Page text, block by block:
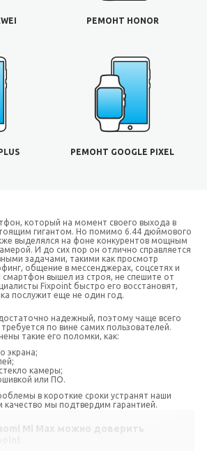
РЕМОНТ HONOR
РЕМОНТ GOOGLE PIXEL
который на момент своего выхода в
гигантом. Но помимо 6.44 дюймового
выделялся на фоне конкурентов мощным
И до сих пор он отлично справляется
задачами, такими как просмотр
общение в мессенджерах, соцсетях и
смартфон вышел из строя, не спешите от
Fixpoint быстро его восстановят,
послужит еще не один год.
надежный, поэтому чаще всего
по вине самих пользователей.
такие его поломки, как:
экрана;
камеры;
или ПО.
в короткие сроки устранят наши
качество мы подтвердим гарантией.
Mi Max можно доверить